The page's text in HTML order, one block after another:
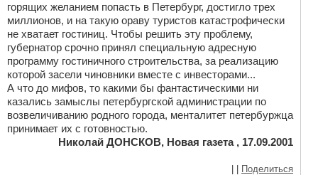
горящих желанием попасть в Петербург, достигло трех
миллионов, и на такую ораву туристов катастрофически
не хватает гостиниц. Чтобы решить эту проблему,
губернатор срочно принял специальную адресную
программу гостиничного строительства, за реализацию
которой засели чиновники вместе с инвесторами...
А что до мифов, то какими бы фантастическими ни
казались замыслы петербургской администрации по
возвеличиванию родного города, менталитет петербуржца
принимает их с готовностью.
Николай ДОНСКОВ, Новая газета , 17.09.2001
Поделиться